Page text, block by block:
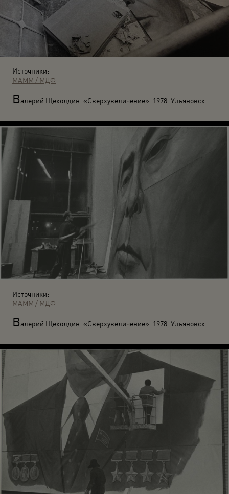
Источники:
МАММ / МДФ
Валерий Щеколдин. «Сверхувеличение». 1978. Ульяновск.
Источники:
МАММ / МДФ
Валерий Щеколдин. «Сверхувеличение». 1978. Ульяновск.